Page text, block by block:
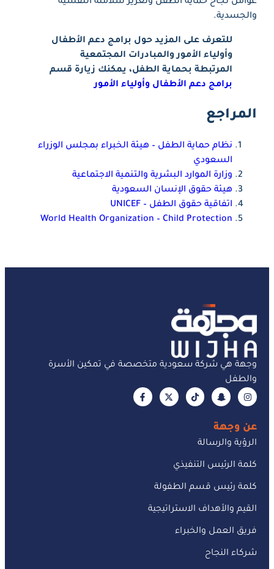
والجسدية.
للتعرف على المزيد حول برامج دعم الأطفال
وأولياء الأمور والمبادرات المجتمعية
المرتبطة بحماية الطفل، يمكنك زيارة قسم
برامج دعم الأطفال وأولياء الأمور
المراجع
نظام حماية الطفل – هيئة الخبراء بمجلس الوزراء
السعودي
وزارة الموارد البشرية والتنمية الاجتماعية
هيئة حقوق الإنسان السعودية
اتفاقية حقوق الطفل – UNICEF
World Health Organization – Child Protection
وجهة هي شركة سعودية متخصصة في تمكين الأسرة
والطفل
عن وجهة
الرؤية والرسالة
كلمة الرئيس التنفيذي
كلمة رئيس قسم الطفولة
القيم والأهداف الاستراتيجية
فريق العمل والخبراء
شركاء النجاح